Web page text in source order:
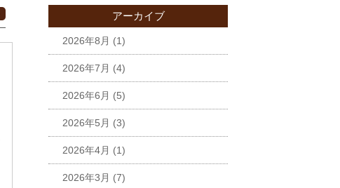
アーカイブ
2026年8月 (1)
2026年7月 (4)
2026年6月 (5)
2026年5月 (3)
2026年4月 (1)
2026年3月 (7)